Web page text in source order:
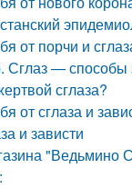
от порчи и
Сглаз —
сглаза?
от сглаза и
и зависти
"Ведьмино